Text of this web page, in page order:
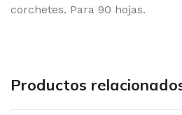
corchetes. Para 90 hojas.
Productos